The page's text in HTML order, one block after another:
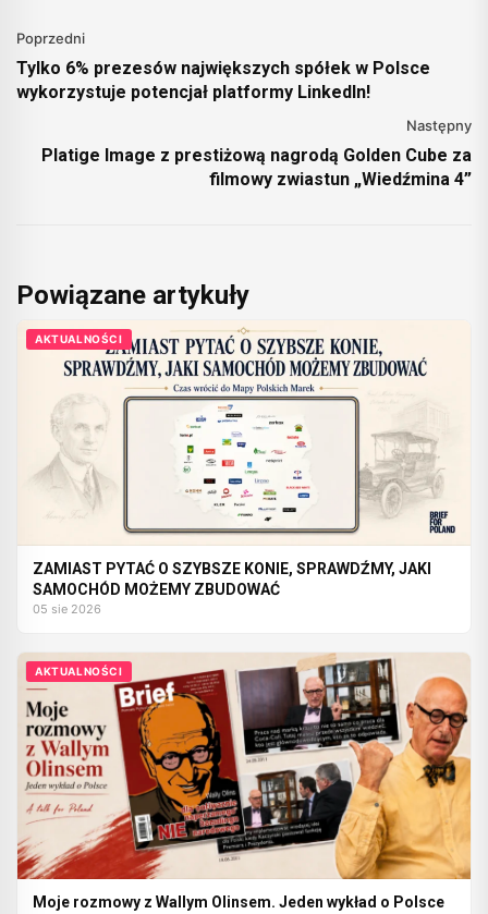
Poprzedni
Tylko 6% prezesów największych spółek w Polsce
wykorzystuje potencjał platformy LinkedIn!
Następny
Platige Image z prestiżową nagrodą Golden Cube za
filmowy zwiastun „Wiedźmina 4”
Powiązane artykuły
AKTUALNOŚCI
ZAMIAST PYTAĆ O SZYBSZE KONIE, SPRAWDŹMY, JAKI
SAMOCHÓD MOŻEMY ZBUDOWAĆ
05 sie 2026
AKTUALNOŚCI
Moje rozmowy z Wallym Olinsem. Jeden wykład o Polsce